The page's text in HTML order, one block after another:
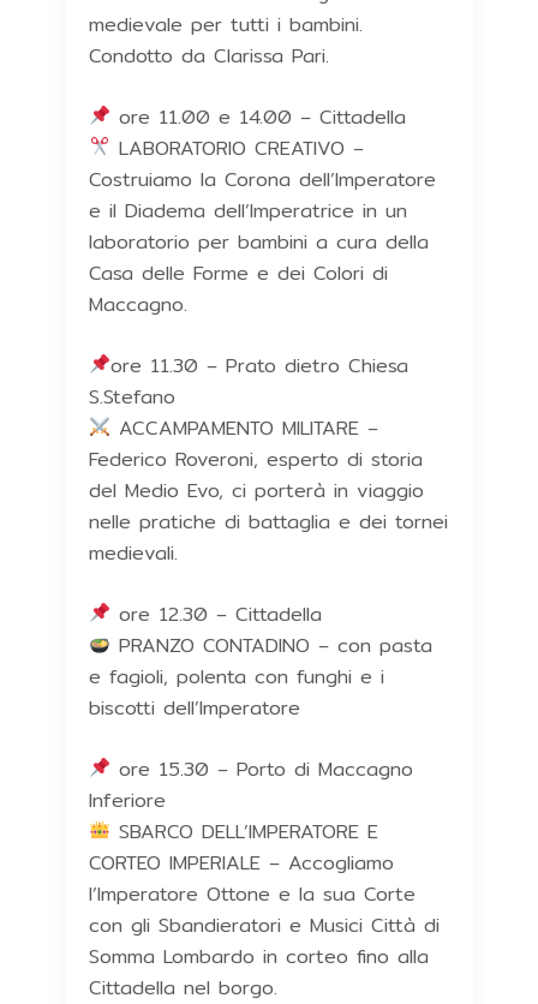
medievale per tutti i bambini.
Condotto da Clarissa Pari.
ore 11.00 e 14.00 – Cittadella
LABORATORIO CREATIVO –
Costruiamo la Corona dell’Imperatore
e il Diadema dell’Imperatrice in un
laboratorio per bambini a cura della
Casa delle Forme e dei Colori di
Maccagno.
ore 11.30 – Prato dietro Chiesa
S.Stefano
ACCAMPAMENTO MILITARE –
Federico Roveroni, esperto di storia
del Medio Evo, ci porterà in viaggio
nelle pratiche di battaglia e dei tornei
medievali.
ore 12.30 – Cittadella
PRANZO CONTADINO – con pasta
e fagioli, polenta con funghi e i
biscotti dell’Imperatore
ore 15.30 – Porto di Maccagno
Inferiore
SBARCO DELL’IMPERATORE E
CORTEO IMPERIALE – Accogliamo
l’Imperatore Ottone e la sua Corte
con gli Sbandieratori e Musici Città di
Somma Lombardo in corteo fino alla
Cittadella nel borgo.